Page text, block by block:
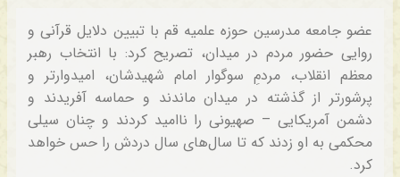
عضو جامعه مدرسین حوزه علمیه قم با تبیین دلایل قرآنی و
روایی حضور مردم در میدان، تصریح کرد: با انتخاب رهبر
معظم انقلاب، مردمِ سوگوار امام شهیدشان، امیدوارتر و
پرشورتر از گذشته در میدان ماندند و حماسه آفریدند و
دشمن آمریکایی – صهیونی را ناامید کردند و چنان سیلی
محکمی به او زدند که تا سال‌های سال دردش را حس خواهد
کرد.